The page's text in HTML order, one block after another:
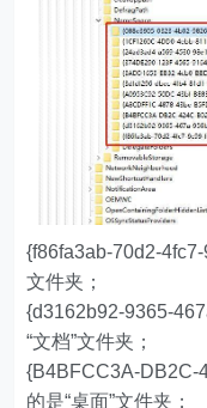
{f86fa3ab-70d2-
文件夹；
{d3162b92-9365-
“文档”文件夹；
{B4BFCC3A-DB2C-
的是“桌面”文件夹；